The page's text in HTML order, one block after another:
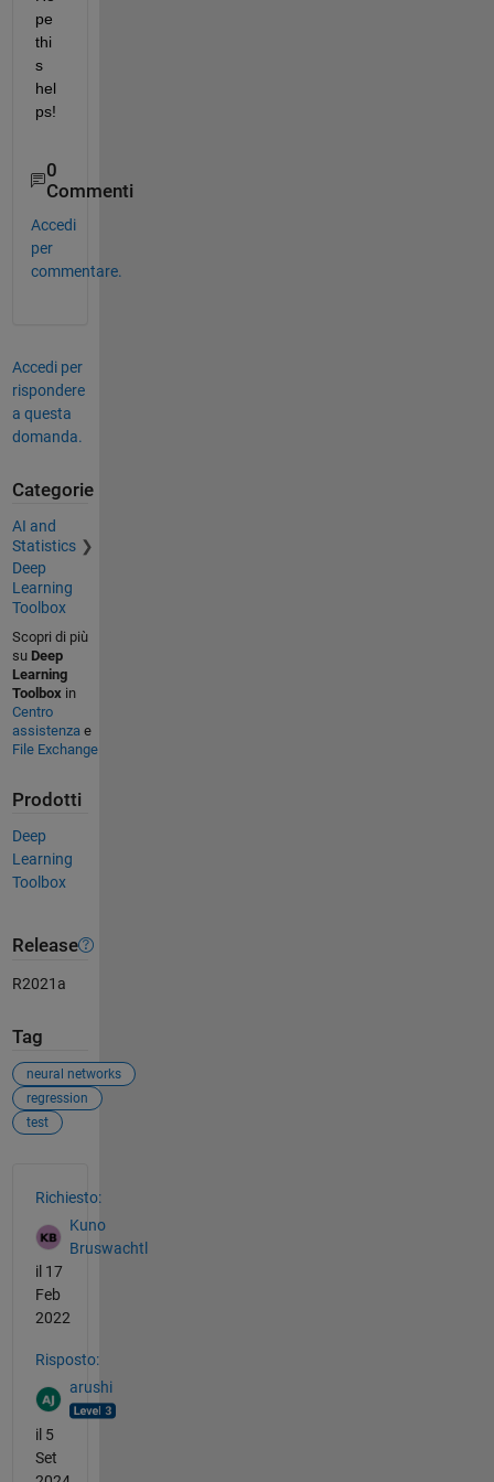
pe
thi
s
hel
ps!
0
Commenti
Accedi
per
commentare.
Accedi per
rispondere
a questa
domanda.
Categorie
AI and
Statistics
Deep
Learning
Toolbox
Scopri di più
su Deep
Learning
Toolbox in
Centro
assistenza e
File Exchange
Prodotti
Deep
Learning
Toolbox
Release
R2021a
Tag
neural networks
regression
test
Richiesto:
Kuno
Bruswachtl
il 17
Feb
2022
Risposto:
arushi
il 5
Set